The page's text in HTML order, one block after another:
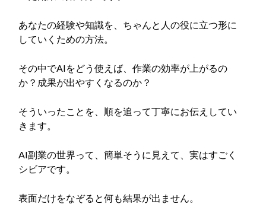
あなたの経験や知識を、ちゃんと人の役に立つ形に
していくための方法。
その中でAIをどう使えば、作業の効率が上がるの
か？成果が出やすくなるのか？
そういったことを、順を追って丁寧にお伝えしてい
きます。
AI副業の世界って、簡単そうに見えて、実はすごく
シビアです。
表面だけをなぞると何も結果が出ません。